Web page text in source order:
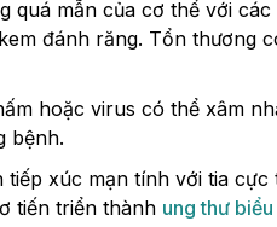
quá mẫn của cơ thể với
đánh răng. Tổn thương
hoặc virus có thể xâm
bệnh.
tiếp xúc mạn tính với tia
tiến triển thành ung thư